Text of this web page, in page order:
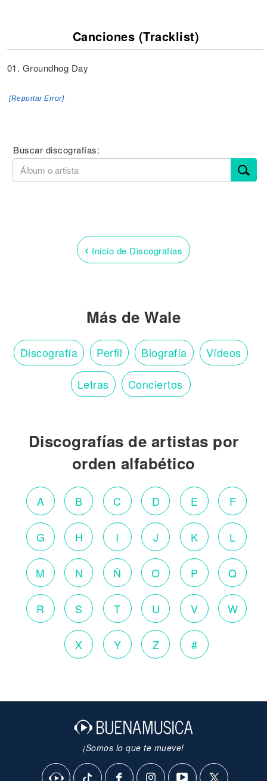
Canciones (Tracklist)
01. Groundhog Day
[Reportar Error]
Buscar discografías:
‹ Inicio de Discografías
Más de Wale
Discografía Perfil Biografía Vídeos
Letras Conciertos
Discografías de artistas por
orden alfabético
A B C D E F
G H I J K L
M N Ñ O P Q
R S T U V W
X Y Z #
¡Somos lo que te mueve!